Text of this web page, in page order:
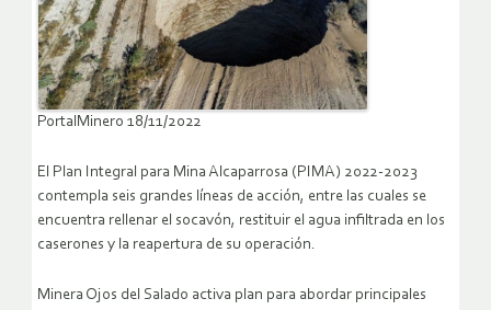
PortalMinero 18/11/2022
El Plan Integral para Mina Alcaparrosa (PIMA) 2022-2023
contempla seis grandes líneas de acción, entre las cuales se
encuentra rellenar el socavón, restituir el agua infiltrada en los
caserones y la reapertura de su operación.
Minera Ojos del Salado activa plan para abordar principales